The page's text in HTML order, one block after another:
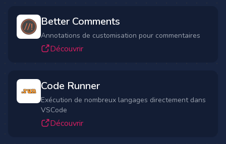
Better Comments
Annotations de customisation pour commentaires
Découvrir
Code Runner
Exécution de nombreux langages directement dans
VSCode
Découvrir